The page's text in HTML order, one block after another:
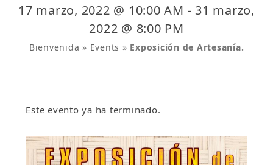
17 marzo, 2022 @ 10:00 AM - 31 marzo,
2022 @ 8:00 PM
Bienvenida » Events » Exposición de Artesanía.
Este evento ya ha terminado.